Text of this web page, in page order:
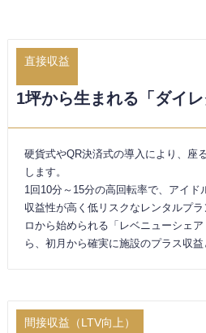
直接収益
1坪から生まれる「ダイレ
硬貨式やQR決済式の導入により、座
します。
1回10分～15分の高回転率で、アイド
収益性が高く低リスクなレンタルプ
ロから始められる「レベニューシェ
ら、初月から確実に施設のプラス収益
間接収益（LTV向上）